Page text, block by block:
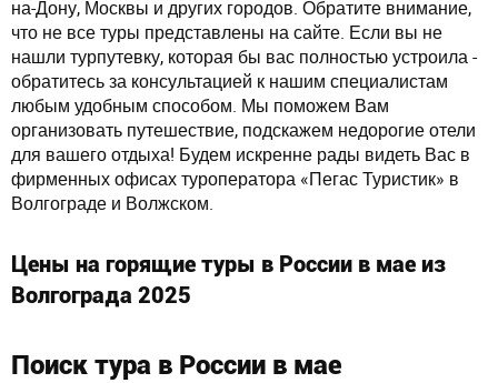
на-Дону, Москвы и других городов. Обратите внимание,
что не все туры представлены на сайте. Если вы не
нашли турпутевку, которая бы вас полностью устроила -
обратитесь за консультацией к нашим специалистам
любым удобным способом. Мы поможем Вам
организовать путешествие, подскажем недорогие отели
для вашего отдыха! Будем искренне рады видеть Вас в
фирменных офисах туроператора «Пегас Туристик» в
Волгограде и Волжском.
Цены на горящие туры в России в мае из
Волгограда 2025
Поиск тура в России в мае